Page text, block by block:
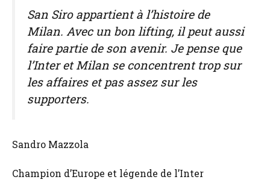
San Siro appartient à l’histoire de
Milan. Avec un bon lifting, il peut aussi
faire partie de son avenir. Je pense que
l’Inter et Milan se concentrent trop sur
les affaires et pas assez sur les
supporters.
Sandro Mazzola
Champion d’Europe et légende de l’Inter